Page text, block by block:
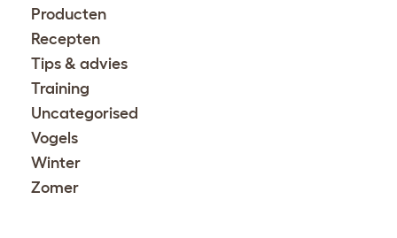
Producten
Recepten
Tips & advies
Training
Uncategorised
Vogels
Winter
Zomer